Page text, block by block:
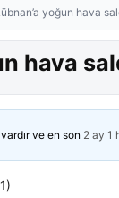
yoğun hava
hava
ve en son 2 ay 1